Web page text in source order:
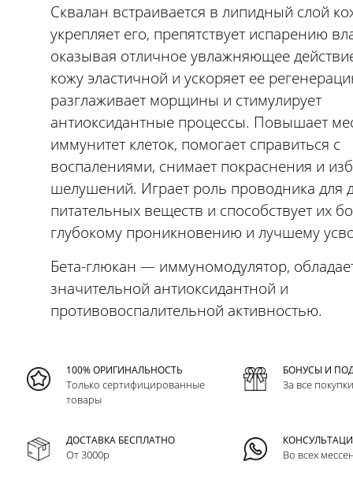
Сквалан встраивается в липидный слой
укрепляет его, препятствует испарению
оказывая отличное увлажняющее
кожу эластичной и ускоряет ее
разглаживает морщины и стимулирует
антиоксидантные процессы. Повышает
иммунитет клеток, помогает справиться с
воспалениями, снимает покраснения и
шелушений. Играет роль проводника для
питательных веществ и способствует их
глубокому проникновению и лучшему
Бета-глюкан — иммуномодулятор,
значительной антиоксидантной и
противовоспалительной активностью.
100% ОРИГИНАЛЬНОСТЬ
Только сертифицированные
товары
БОНУСЫ И
За все
ДОСТАВКА БЕСПЛАТНО
От 3000р Во всех